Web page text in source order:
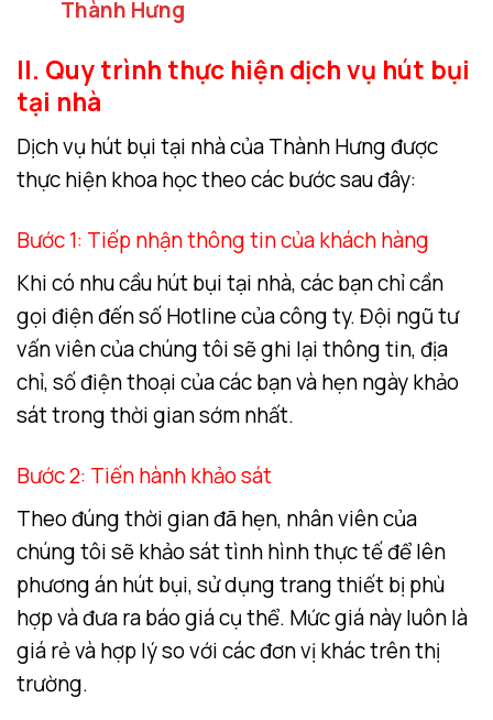
Thành Hưng
II. Quy trình thực hiện dịch vụ hút bụi
tại nhà
Dịch vụ hút bụi tại nhà của Thành Hưng được
thực hiện khoa học theo các bước sau đây:
Bước 1: Tiếp nhận thông tin của khách hàng
Khi có nhu cầu hút bụi tại nhà, các bạn chỉ cần
gọi điện đến số Hotline của công ty. Đội ngũ tư
vấn viên của chúng tôi sẽ ghi lại thông tin, địa
chỉ, số điện thoại của các bạn và hẹn ngày khảo
sát trong thời gian sớm nhất.
Bước 2: Tiến hành khảo sát
Theo đúng thời gian đã hẹn, nhân viên của
chúng tôi sẽ khảo sát tình hình thực tế để lên
phương án hút bụi, sử dụng trang thiết bị phù
hợp và đưa ra báo giá cụ thể. Mức giá này luôn là
giá rẻ và hợp lý so với các đơn vị khác trên thị
trường.